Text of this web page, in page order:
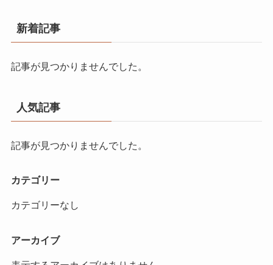
新着記事
記事が見つかりませんでした。
人気記事
記事が見つかりませんでした。
カテゴリー
カテゴリーなし
アーカイブ